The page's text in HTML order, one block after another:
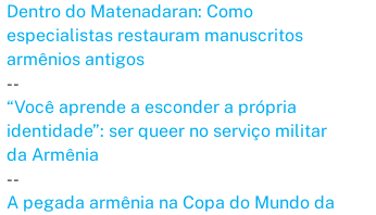
Dentro do Matenadaran: Como
especialistas restauram manuscritos
armênios antigos
--
“Você aprende a esconder a própria
identidade”: ser queer no serviço militar
da Armênia
--
A pegada armênia na Copa do Mundo da